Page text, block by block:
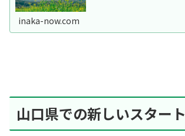
inaka-now.com
山口県での新しいスタート